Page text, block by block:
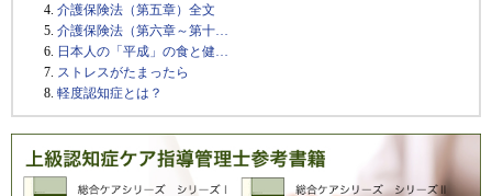
介護保険法（第五章）全文
介護保険法（第六章～第十…
日本人の「平成」の食と健…
ストレスがたまったら
軽度認知症とは？